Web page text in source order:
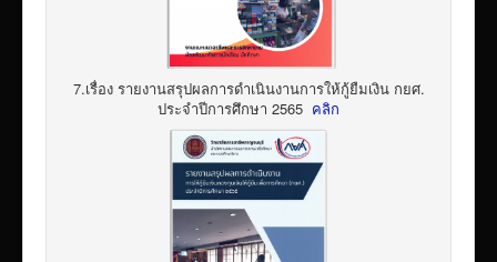
7.เรื่อง รายงานสรุปผลการดำเนินงานการให้กู้ยืมเงิน กยศ.
ประจำปีการศึกษา 2565 คลิก